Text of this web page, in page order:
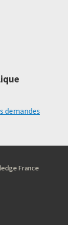
demandes
France